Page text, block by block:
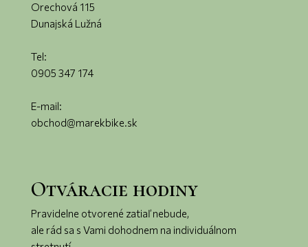
Orechová 115
Dunajská Lužná
Tel:
0905 347 174
E-mail:
obchod@marekbike.sk
Otváracie hodiny
Pravidelne otvorené zatiaľ nebude,
ale rád sa s Vami dohodnem na individuálnom